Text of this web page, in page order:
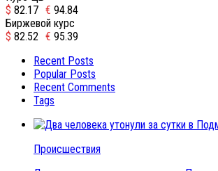
$ 82.17 € 94.84
Биржевой курс
$ 82.52 € 95.39
Recent Posts
Popular Posts
Recent Comments
Tags
Происшествия